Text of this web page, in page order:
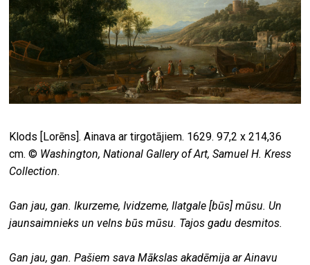
Klods [Lorēns]. Ainava ar tirgotājiem. 1629. 97,2 x 214,36
cm. © Washington, National Gallery of Art, Samuel H. Kress
Collection.
Gan jau, gan. Ikurzeme, Ividzeme, Ilatgale [būs] mūsu. Un
jaunsaimnieks un velns būs mūsu. Tajos gadu desmitos.
Gan jau, gan. Pašiem sava Mākslas akadēmija ar Ainavu